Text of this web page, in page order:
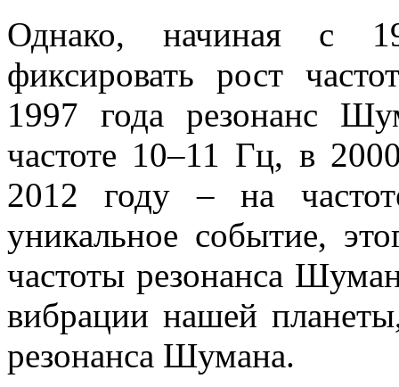
Однако, начиная с
фиксировать рост
1997 года резонанс
частоте 10–11 Гц, в
2012 году – на
уникальное событие,
частоты резонанса
вибрации нашей
резонанса Шумана.